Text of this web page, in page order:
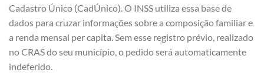
Cadastro Único (CadÚnico). O INSS utiliza essa base de
dados para cruzar informações sobre a composição familiar e
a renda mensal per capita. Sem esse registro prévio, realizado
no CRAS do seu município, o pedido será automaticamente
indeferido.